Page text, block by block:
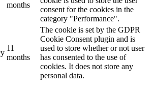
months
consent for the cookies in the
category "Performance".
11
months
The cookie is set by the GDPR
Cookie Consent plugin and is
used to store whether or not user
has consented to the use of
cookies. It does not store any
personal data.